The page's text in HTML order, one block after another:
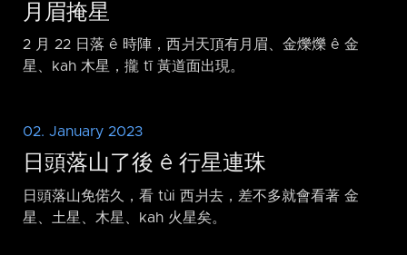
月眉掩星
2 月 22 日落 ê 時陣，西爿天頂有月眉、金爍爍 ê 金
星、kah 木星，攏 tī 黃道面出現。
02. January 2023
日頭落山了後 ê 行星連珠
日頭落山免偌久，看 tùi 西爿去，差不多就會看著 金
星、土星、木星、kah 火星矣。